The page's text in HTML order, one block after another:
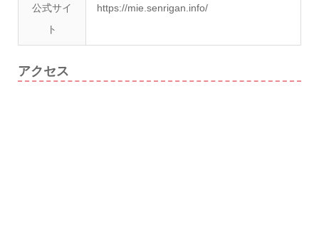
公式サイ
ト
https://mie.senrigan.info/
アクセス